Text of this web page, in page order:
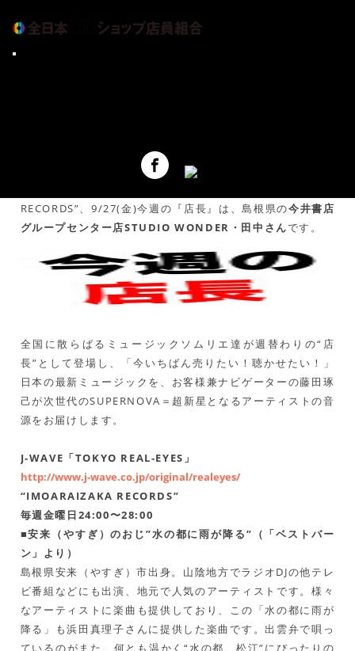
全日本CDショップ店員組合について
RECORDS”、9/27(金)今週の『店長』は、島根県の今井書店
グループセンター店STUDIO WONDER・田中さんです。
全国に散らばるミュージックソムリエ達が週替わりの“店
長”として登場し、「今いちばん売りたい！聴かせたい！」
日本の最新ミュージックを、お客様兼ナビゲーターの藤田琢
己が次世代のSUPERNOVA＝超新星となるアーティストの音
源をお届けします。
J-WAVE「TOKYO REAL-EYES」
http://www.j-wave.co.jp/original/realeyes/
“IMOARAIZAKA RECORDS”
毎週金曜日24:00〜28:00
■安来（やすぎ）のおじ”水の都に雨が降る”（「ベストバー
ン」より）
島根県安来（やすぎ）市出身。山陰地方でラジオDJの他テレ
ビ番組などにも出演、地元で人気のアーティストです。様々
なアーティストに楽曲も提供しており、この「水の都に雨が
降る」も浜田真理子さんに提供した楽曲です。出雲弁で唄っ
ているのがまた、何とも温かく“水の都、松江”にぴったりの